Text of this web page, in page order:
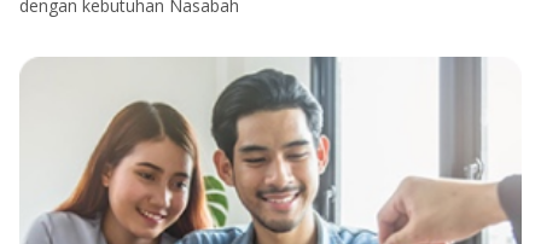
dengan kebutuhan Nasabah